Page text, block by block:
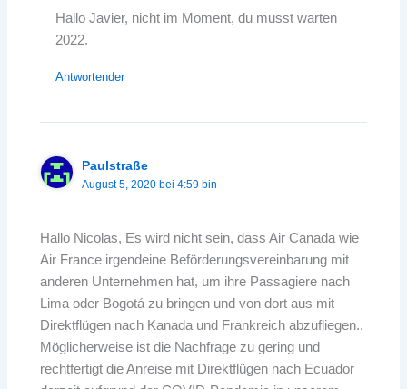
Hallo Javier, nicht im Moment, du musst warten
2022.
Antwortender
Paulstraße
August 5, 2020 bei 4:59 bin
Hallo Nicolas, Es wird nicht sein, dass Air Canada wie
Air France irgendeine Beförderungsvereinbarung mit
anderen Unternehmen hat, um ihre Passagiere nach
Lima oder Bogotá zu bringen und von dort aus mit
Direktflügen nach Kanada und Frankreich abzufliegen..
Möglicherweise ist die Nachfrage zu gering und
rechtfertigt die Anreise mit Direktflügen nach Ecuador